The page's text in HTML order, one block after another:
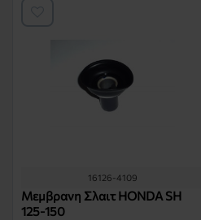
16126-4109
Μεμβρανη Σλαιτ HONDA SH
125-150